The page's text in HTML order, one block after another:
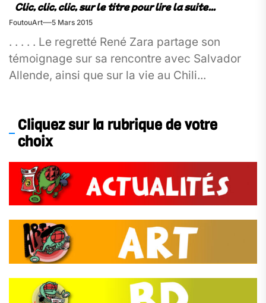
FoutouArt 5 Mars 2015
. . . . . Le regretté René Zara partage son
témoignage sur sa rencontre avec Salvador
Allende, ainsi que sur la vie au Chili...
Cliquez sur la rubrique de votre
choix